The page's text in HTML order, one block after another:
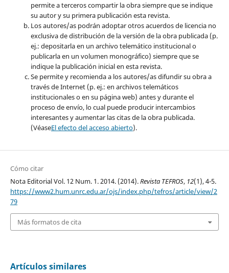
permite a terceros compartir la obra siempre que se indique
su autor y su primera publicación esta revista.
Los autores/as podrán adoptar otros acuerdos de licencia no
exclusiva de distribución de la versión de la obra publicada (p.
ej.: depositarla en un archivo telemático institucional o
publicarla en un volumen monográfico) siempre que se
indique la publicación inicial en esta revista.
Se permite y recomienda a los autores/as difundir su obra a
través de Internet (p. ej.: en archivos telemáticos
institucionales o en su página web) antes y durante el
proceso de envío, lo cual puede producir intercambios
interesantes y aumentar las citas de la obra publicada.
(VéaseEl efecto del acceso abierto).
Cómo citar
Nota Editorial Vol. 12 Num. 1. 2014. (2014).Revista TEFROS, 12(1), 4-5.
https://www2.hum.unrc.edu.ar/ojs/index.php/tefros/article/view/2
79
Más formatos de cita
Artículos similares